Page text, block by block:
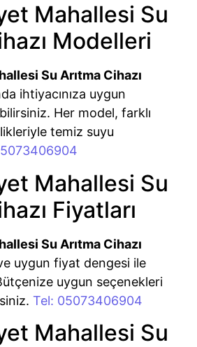
Mahallesi Su
Modelleri
Su Arıtma Cihazı
ihtiyacınıza uygun
Her model, farklı
temiz suyu
Mahallesi Su
Fiyatları
Su Arıtma Cihazı
uygun fiyat dengesi ile
uygun seçenekleri
Tel: 05073406904
Mahallesi Su